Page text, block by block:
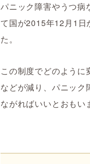
パニック障害やうつ病
て国が2015年12月1日
た。
この制度でどのよう
などが減り、パニック
ながればいいとおもい